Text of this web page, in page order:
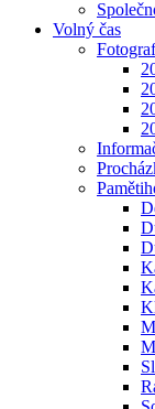
Volný čas